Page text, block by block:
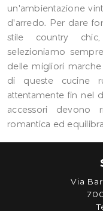
un'ambientazione
d'arredo. Per dare
stile country
selezioniamo
delle migliori
di queste cucine
attentamente fin nel
accessori devono
romantica ed
Via